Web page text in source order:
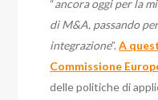
“ancora oggi per la
di M&A, passando
integrazione”.A
Commissione
delle politiche di